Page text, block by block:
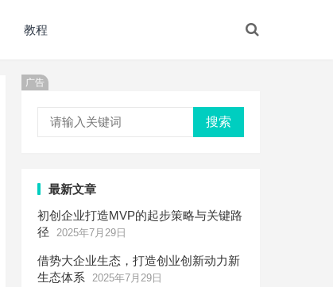
教程
广告
搜索
最新文章
初创企业打造MVP的起步策略与关键路
径
2025年7月29日
借势大企业生态，打造创业创新动力新
生态体系
2025年7月29日